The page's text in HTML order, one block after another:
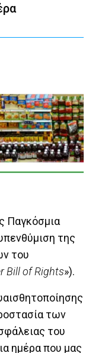
Παγκόσμια
της
του
Bill of Rights»).
των
του
ημέρα που μας